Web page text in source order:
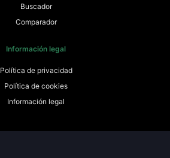
Buscador
Comparador
Información legal
Política de privacidad
Política de cookies
Información legal